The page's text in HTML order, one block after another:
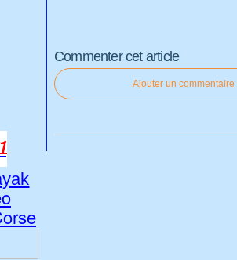
Commenter cet article
Ajouter un commentaire